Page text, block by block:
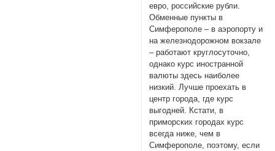
евро, российские рубли.
Обменные пункты в
Симферополе – в аэропорту и
на железнодорожном вокзале
– работают круглосуточно,
однако курс иностранной
валюты здесь наиболее
низкий. Лучше проехать в
центр города, где курс
выгодней. Кстати, в
приморских городах курс
всегда ниже, чем в
Симферополе, поэтому, если